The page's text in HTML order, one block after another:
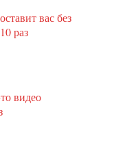
вас без
раз
видео